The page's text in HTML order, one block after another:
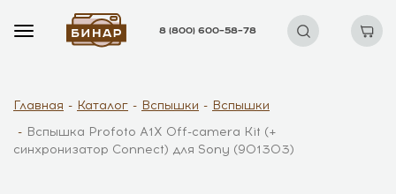
8 (800) 600–58–78
Главная Каталог Вспышки
Вспышки
Вспышка Profoto A1X Off-camera Kit (+
синхронизатор Connect) для Sony (901303)